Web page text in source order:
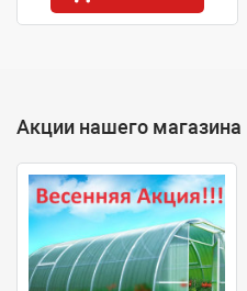
Акции нашего магазина